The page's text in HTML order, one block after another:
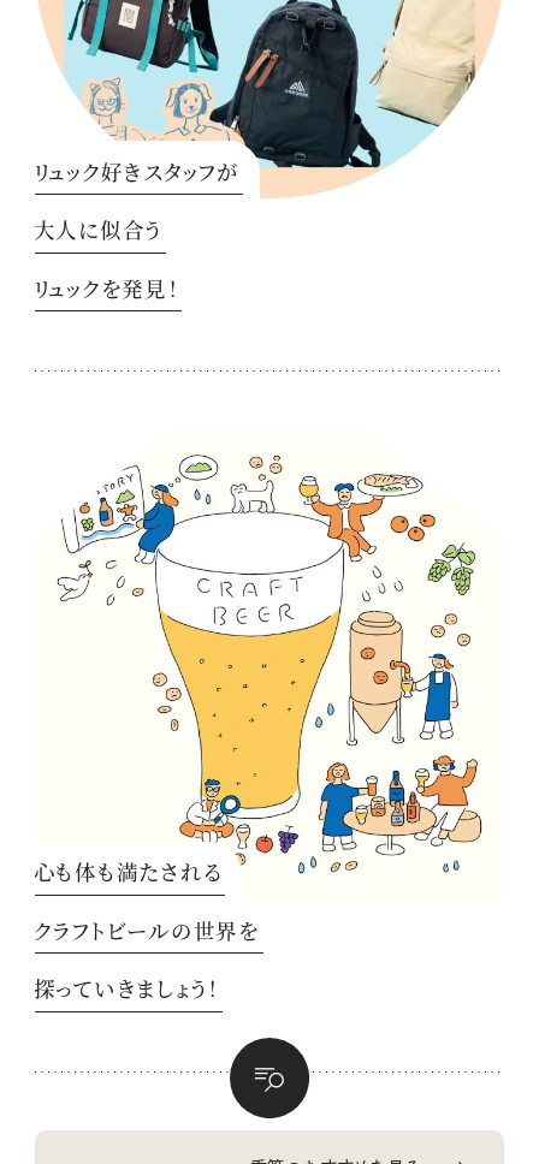
リュック好きスタッフが
大人に似合う
リュックを発見！
心も体も満たされる
クラフトビールの世界を
探っていきましょう！